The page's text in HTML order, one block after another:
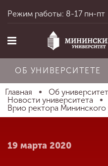
Главная
Режим работы: 8-17 пн-пт
ОБ УНИВЕРСИТЕТЕ
Главная
Об
Новости университета
Врио ректора Мининского
19 марта 2020